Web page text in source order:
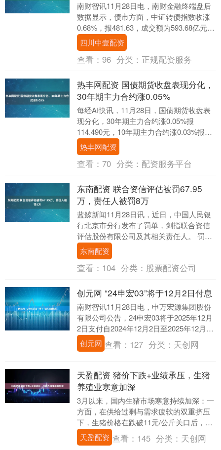
南财智讯11月28日电，南财金融终端盘后
数据显示，债市方面，中证转债指数收涨
0.68%，报481.63，成交额为593.68亿元。
可转债方面，今日共成交394只....
四川中壹配资
查看： 96 分类： 正规配资服务
热丰网配资 国债期货收盘表现分化，
30年期主力合约涨0.05%
每经AI快讯，11月28日，国债期货收盘表
现分化，30年期主力合约涨0.05%报
114.490元，10年期主力合约涨0.03%报
107.940元，5年期主力合约....
热丰网配资
查看： 70 分类： 配资服务平台
东南配资 联合资信评估被罚67.95
万，责任人被罚8万
蓝鲸新闻11月28日讯，近日，中国人民银
行北京市分行发布了罚单，剑指联合资信
评估股份有限公司及其相关责任人。 罚单
显示，联合资信评估股份有限公司的主要
违法违规事....
东南配资
查看： 104 分类： 股票配资公司
创元网 “24申宏03”将于12月2日付息
南财智讯11月28日电，申万宏源集团股份
有限公司公告，24申宏03将于2025年12月
2日支付自2024年12月2日至2025年12月1
日期间的利息，每张派发2....
创元网 查看： 127 分类： 天创网
天盈配资 猪价下跌+业绩承压，生猪
养殖业寒意加深
3月以来，国内生猪市场寒意持续加深：一
方面，在供给过剩与需求疲软的双重挤压
下，生猪价格在跌破11元/公斤关口后，持
续向2018年创下的历史低点靠近；另一方
面，企....
天盈配资 查看： 145 分类： 天创网